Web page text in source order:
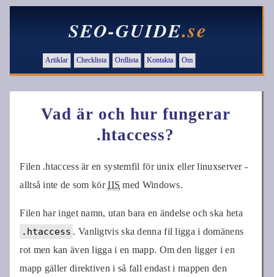
SEO-GUIDE.se
Artiklar Checklista Ordlista Kontakta Om
Vad är och hur fungerar
.htaccess?
Filen .htaccess är en systemfil för unix eller linuxserver -
alltså inte de som körIIS med Windows.
Filen har inget namn, utan bara en ändelse och ska heta
.htaccess . Vanligtvis ska denna fil ligga i domänens
rot men kan även ligga i en mapp. Om den ligger i en
mapp gäller direktiven i så fall endast i mappen den